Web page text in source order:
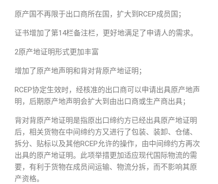
原产国不再限于出口商所在国，扩大到RCEP成员国；
证书增加了第14栏备注栏，更好地满足了申请人的需求。
2原产地证明形式更加丰富
增加了原产地声明和背对背原产地证明；
RCEP协定生效时，经核准的出口商可以申请出具原产地声
明，后期原产地声明会扩大到由出口商或生产商出具；
背对背原产地证明是指原出口缔约方已经出具原产地证明
后，相关货物在中间缔约方又进行了包装、装卸、仓储、
拆分、贴标以及其他RCEP允许的操作，由中间缔约方再次
出具的原产地证明。此项举措更加适应现代国际物流的需
要，有利于货物在成员间运输、物流分拆，而不影响其原
产资格。